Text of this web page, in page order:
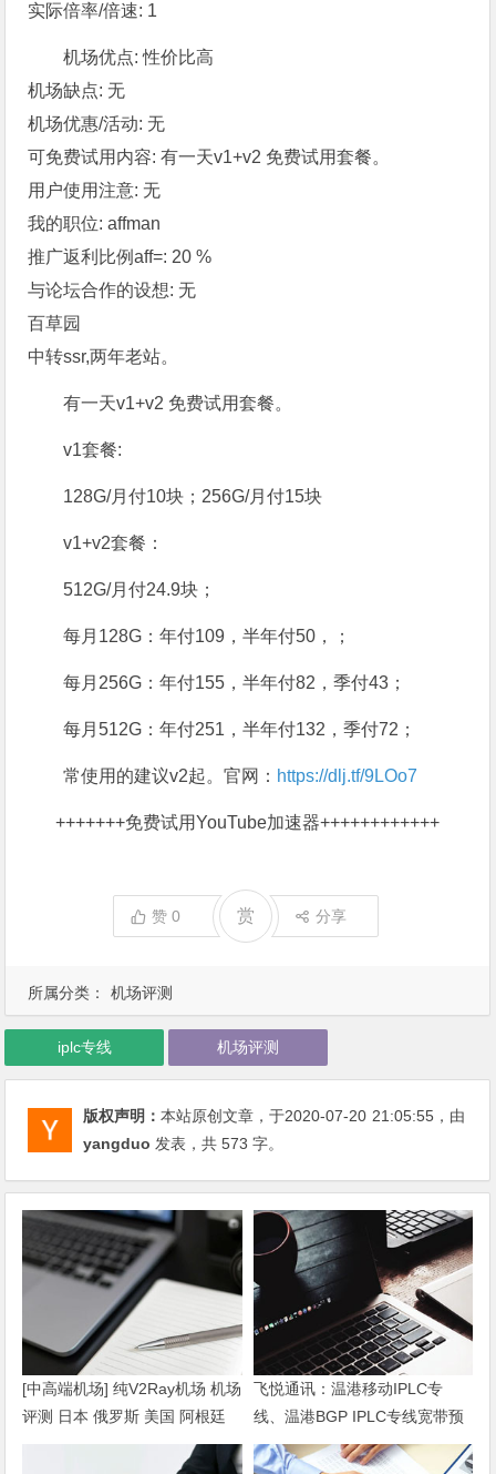
所属分类： 机场评测
实际倍率/倍速: 1
机场优点: 性价比高
机场缺点: 无
机场优惠/活动: 无
可免费试用内容: 有一天v1+v2 免费试用套餐。
用户使用注意: 无
我的职位: affman
推广返利比例aff=: 20 %
与论坛合作的设想: 无
百草园
中转ssr,两年老站。
有一天v1+v2 免费试用套餐。
v1套餐:
128G/月付10块；256G/月付15块
v1+v2套餐：
512G/月付24.9块；
每月128G：年付109，半年付50，；
每月256G：年付155，半年付82，季付43；
每月512G：年付251，半年付132，季付72；
常使用的建议v2起。官网： https://dlj.tf/9LOo7
+++++++免费试用YouTube加速器++++++++++++
赞0 赏 分享
iplc专线 机场评测
版权声明：本站原创文章，于2020-07-20 21:05:55 ，由
yangduo 发表，共 573 字。
[中高端机场] 纯V2Ray机场 机场
评测 日本 俄罗斯 美国 阿根廷
土耳其
飞悦通讯：温港移动IPLC专
线、温港BGP IPLC专线宽带预
售中